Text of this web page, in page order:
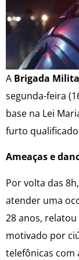
A Brigada
segunda-feira
base na Lei
furto
Ameaças e
Por volta das
atender uma
28 anos,
motivado por
telefônicas com